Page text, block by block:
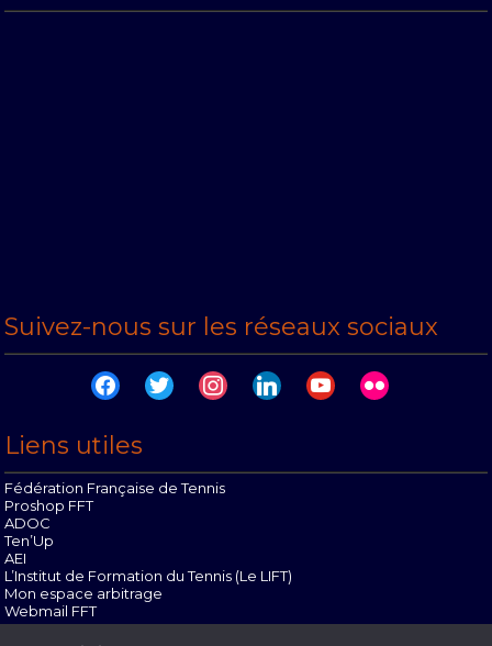
Suivez-nous sur les réseaux sociaux
facebooktwitter instagramlinkedinyoutubeflickr
Liens utiles
Fédération Française de Tennis
Proshop FFT
ADOC
Ten’Up
AEI
L’Institut de Formation du Tennis (Le LIFT)
Mon espace arbitrage
Webmail FFT
Offres d’emploi